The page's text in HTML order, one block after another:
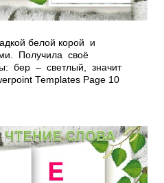
белой корой и
Получила своё
бер – светлый, значит
Templates Page 10